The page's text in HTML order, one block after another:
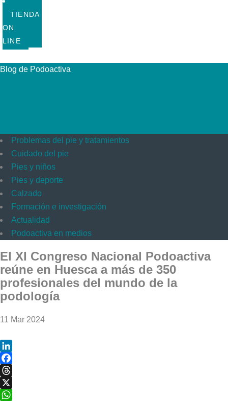
TIENDA
ON
LINE
Blog de Podoactiva
Problemas del pie y tratamientos
Cuidado del pie
Pies y niños
Pies y deporte
Calzado
Formación e investigación
Actualidad
Podoactiva en medios
El XI Congreso Nacional Podoactiva
reúne en Huesca a más de 350
profesionales del mundo de la
podología
11 Mar 2024
LinkedIn
Facebook
Threads
X